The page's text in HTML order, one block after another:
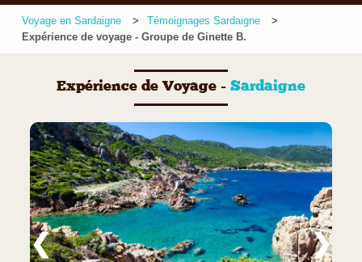
Voyage en Sardaigne
Témoignages Sardaigne
Expérience de voyage - Groupe de Ginette B.
Expérience de Voyage - Sardaigne
❮ ❯